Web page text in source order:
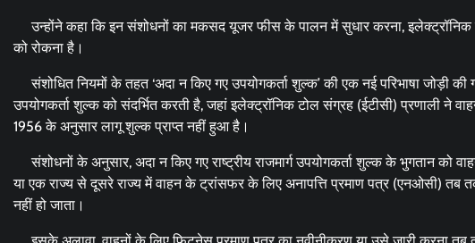
उन्होंने कहा कि इन संशोधनों का मकसद यूजर फीस के पालन में सुधार करना,
को रोकना है।
संशोधित नियमों के तहत ‘अदा न किए गए उपयोगकर्ता शुल्क’ की एक नई परिभाषा जोड़ी
उपयोगकर्ता शुल्क को संदर्भित करती है, जहां इलेक्ट्रॉनिक टोल संग्रह (ईटीसी) प्रणाली ने
1956 के अनुसार लागू शुल्क प्राप्त नहीं हुआ है।
संशोधनों के अनुसार, अदा न किए गए राष्ट्रीय राजमार्ग उपयोगकर्ता शुल्क के भुगतान को
या एक राज्य से दूसरे राज्य में वाहन के ट्रांसफर के लिए अनापत्ति प्रमाण पत्र (एनओसी) तब
नहीं हो जाता।